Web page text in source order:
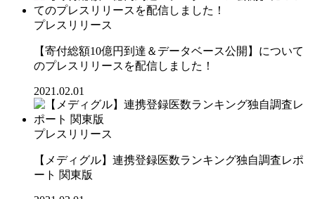
プレスリリース
【寄付総額10億円到達＆データベース公開】について
のプレスリリースを配信しました！
2021.02.01
プレスリリース
【メディグル】連携登録医数ランキング独⾃調査レポ
ート 関東版